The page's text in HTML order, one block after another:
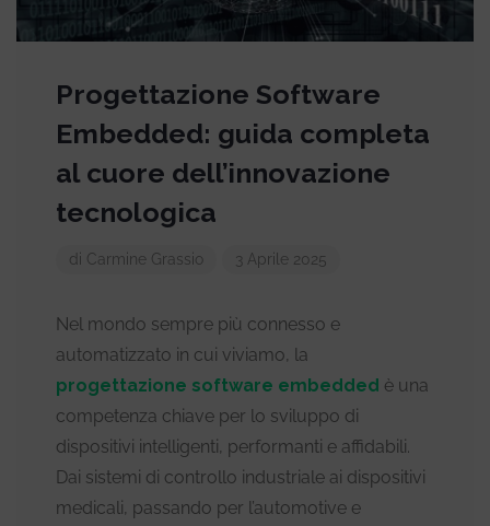
Progettazione Software
Embedded: guida completa
al cuore dell’innovazione
tecnologica
di Carmine Grassio 3 Aprile 2025
Nel mondo sempre più connesso e
automatizzato in cui viviamo, la
progettazione software embedded è una
competenza chiave per lo sviluppo di
dispositivi intelligenti, performanti e affidabili.
Dai sistemi di controllo industriale ai dispositivi
medicali, passando per l’automotive e